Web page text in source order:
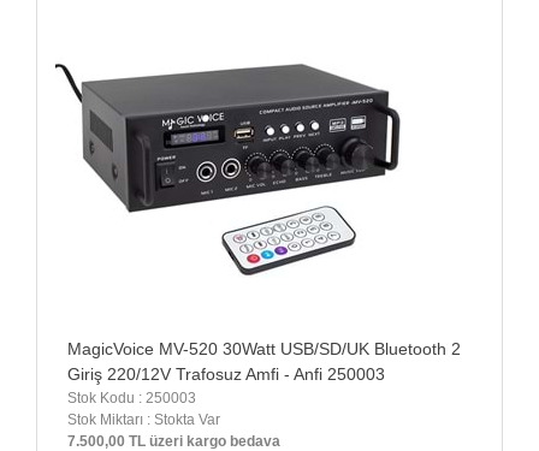
MagicVoice MV-520 30Watt USB/SD/UK Bluetooth 2
Giriş 220/12V Trafosuz Amfi - Anfi 250003
Stok Kodu : 250003
Stok Miktarı : Stokta Var
7.500,00 TL üzeri kargo bedava